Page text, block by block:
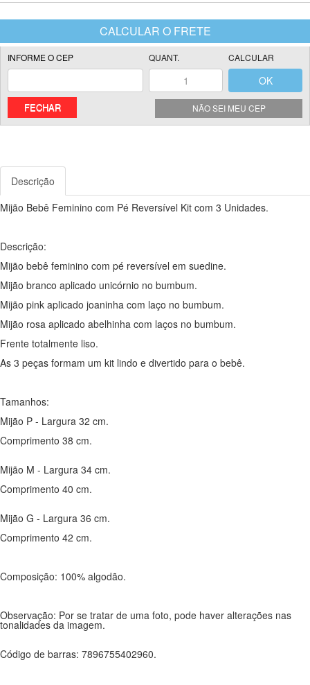
NÃO SEI MEU CEP
FECHAR
Descrição
Mijão Bebê Feminino com Pé Reversível Kit com 3 Unidades.
Descrição:
Mijão bebê feminino com pé reversível em suedine.
Mijão branco aplicado unicórnio no bumbum.
Mijão pink aplicado joaninha com laço no bumbum.
Mijão rosa aplicado abelhinha com laços no bumbum.
Frente totalmente liso.
As 3 peças formam um kit lindo e divertido para o bebê.
Tamanhos:
Mijão P - Largura 32 cm.
Comprimento 38 cm.
Mijão M - Largura 34 cm.
Comprimento 40 cm.
Mijão G - Largura 36 cm.
Comprimento 42 cm.
Composição: 100% algodão.
Observação: Por se tratar de uma foto, pode haver alterações nas
tonalidades da imagem.
Código de barras: 7896755402960.